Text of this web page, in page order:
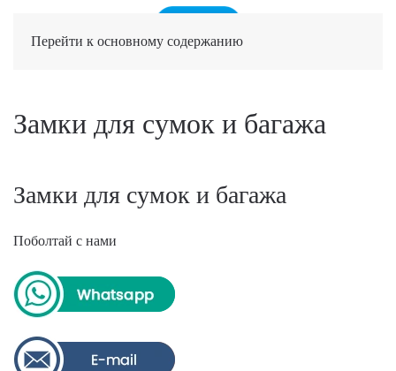
Перейти к основному содержанию
Замки для сумок и багажа
Замки для сумок и багажа
Поболтай с нами